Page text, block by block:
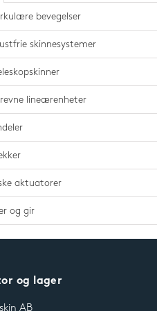
bevegelser
skinnesystemer
lineærenheter
aktuatorer
og gir
og lager
AB